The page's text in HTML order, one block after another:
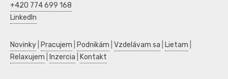
+420 774 699 168
LinkedIn
Novinky Pracujem Podnikám Vzdelávam sa Lietam
Relaxujem
Inzercia Kontakt